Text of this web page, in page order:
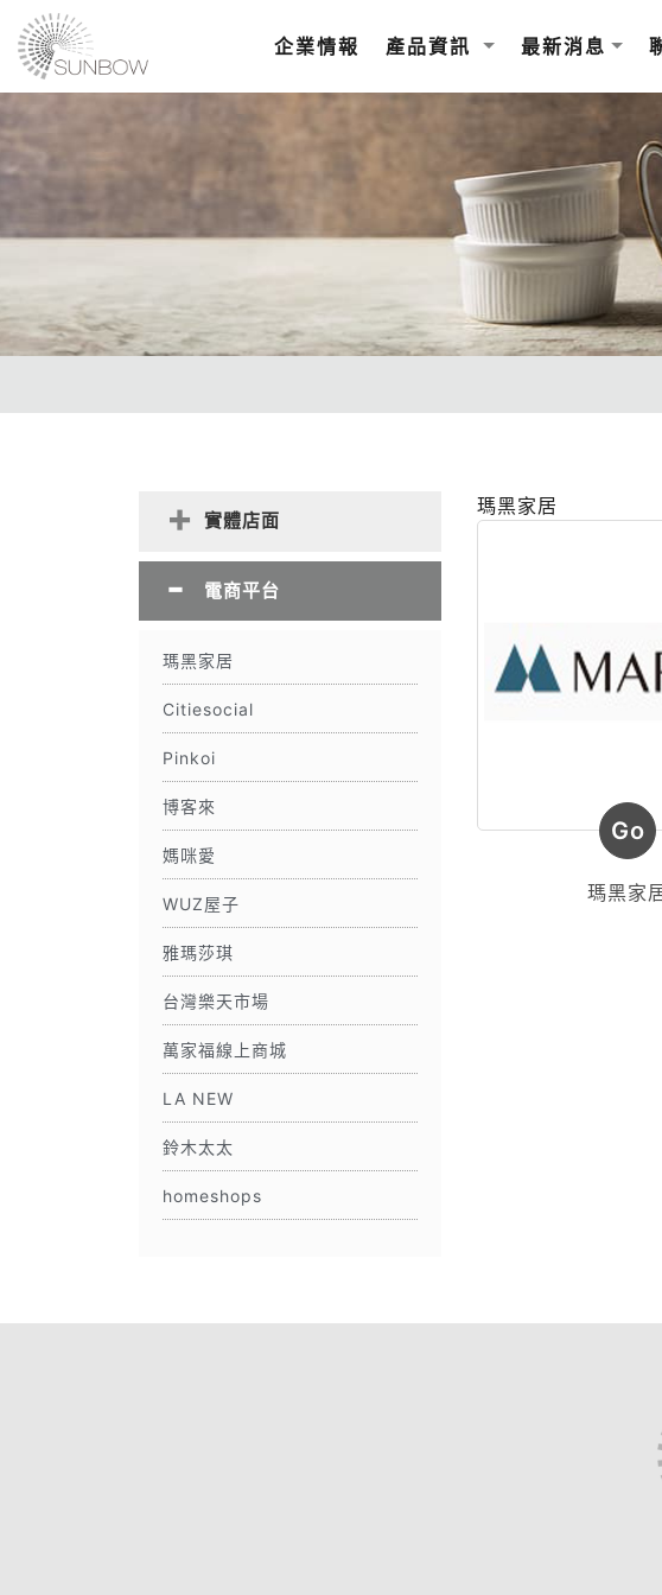
企業情報 產品資訊 最新消息
實體店面
電商平台
瑪黑家居
Citiesocial
Pinkoi
博客來
媽咪愛
WUZ屋子
雅瑪莎琪
台灣樂天市場
萬家福線上商城
LA NEW
鈴木太太
homeshops
瑪黑家居
Go
瑪黑家